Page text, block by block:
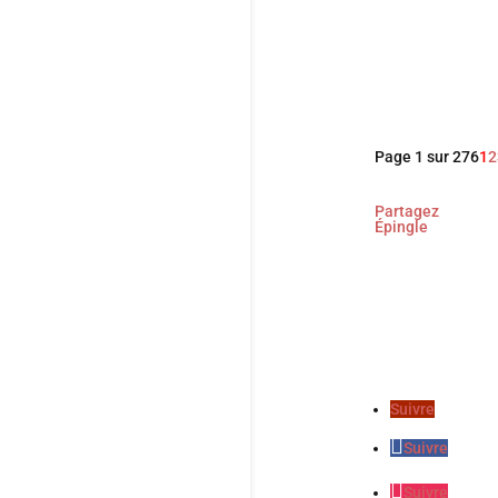
Page 1 sur 27612
Partagez
Épingle
Suivre
Suivre
Suivre